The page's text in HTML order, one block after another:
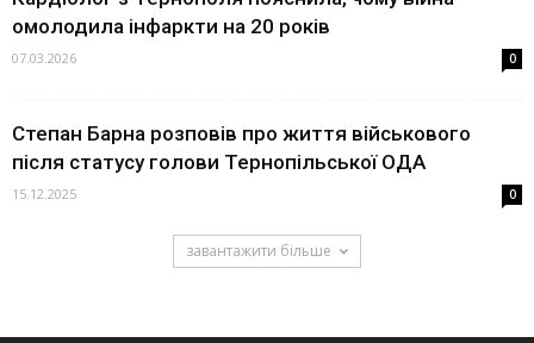
омолодила інфаркти на 20 років
07.03.2026 0
Степан Барна розповів про життя військового
після статусу голови Тернопільської ОДА
15.12.2025 0
завантажити більше